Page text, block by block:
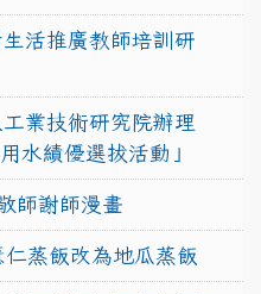
活推廣教師培訓研
業技術研究院辦理
水績優選拔活動」
師謝師漫畫
蒸飯改為地瓜蒸飯